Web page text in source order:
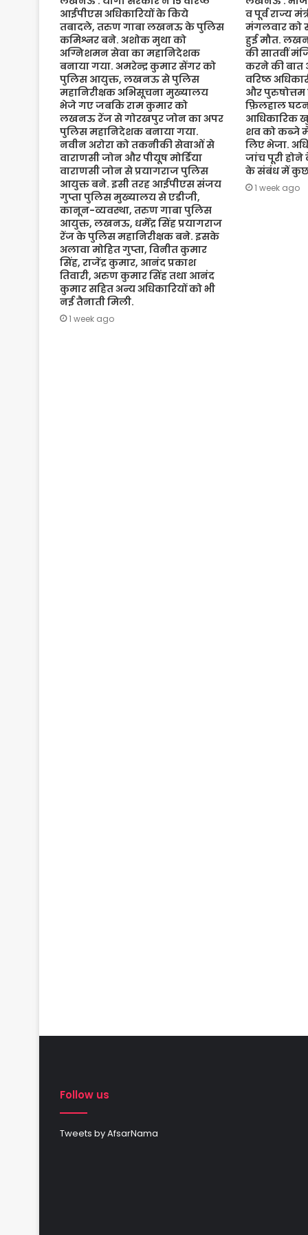
आईपीएस अधिकारियों के किये
तबादले, तरुण गाबा लखनऊ के पुलिस
कमिश्नर बने. अशोक मुथा को
अग्निशमन सेवा का महानिदेशक
बनाया गया. अमरेन्द्र कुमार सेंगर को
पुलिस आयुक्त, लखनऊ से पुलिस
महानिरीक्षक अभिसूचना मुख्यालय
भेजे गए जबकि राम कुमार को
लखनऊ रेंज से गोरखपुर जोन का अपर
पुलिस महानिदेशक बनाया गया.
नवीन अरोरा को तकनीकी सेवाओं से
वाराणसी जोन और पीयूष मोर्डिया
वाराणसी जोन से प्रयागराज पुलिस
आयुक्त बने. इसी तरह आईपीएस संजय
गुप्ता पुलिस मुख्यालय से एडीजी,
कानून-व्यवस्था, तरुण गाबा पुलिस
आयुक्त, लखनऊ, धर्मेंद्र सिंह प्रयागराज
रेंज के पुलिस महानिरीक्षक बने. इसके
अलावा मोहित गुप्ता, विनीत कुमार
सिंह, राजेंद्र कुमार, आनंद प्रकाश
तिवारी, अरुण कुमार सिंह तथा आनंद
कुमार सहित अन्य अधिकारियों को भी
नई तैनाती मिली.
1 week ago
व पूर्व राज्य
मंगलवार को
हुई मौत.
की सातवीं
करने की
वरिष्ठ
और
फ़िलहाल
आधिकारिक
शव को कब्जे
लिए भेजा.
जांच पूरी होने
के संबंध में कुछ
1 week ago
Follow us
Tweets by AfsarNama